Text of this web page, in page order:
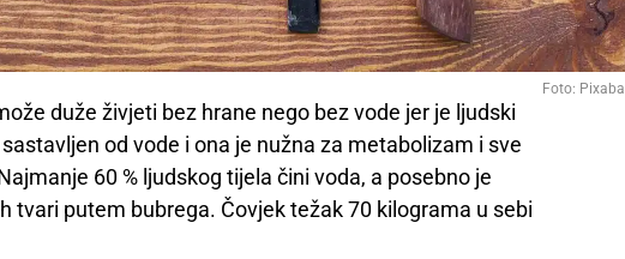
Foto:
duže živjeti bez hrane nego bez vode jer je ljudski
od vode i ona je nužna za metabolizam i sve
60 % ljudskog tijela čini voda, a posebno je
tvari putem bubrega. Čovjek težak 70 kilograma u sebi